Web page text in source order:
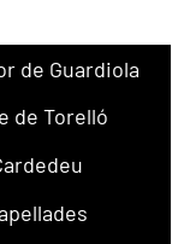
de Guardiola
de Torelló